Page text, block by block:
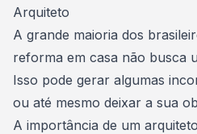
Arquiteto
A grande maioria dos
reforma em casa não busca
Isso pode gerar algumas
ou até mesmo deixar a sua
A importância de um